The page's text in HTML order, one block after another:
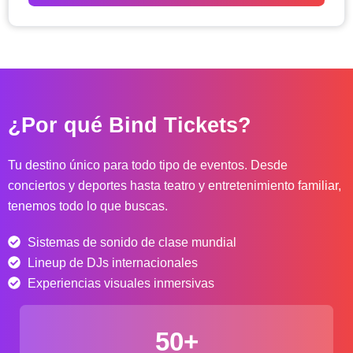
d
p
c
i
s
:
d
d
$
¿Por qué Bind Tickets?
Tu destino único para todo tipo de eventos. Desde
conciertos y deportes hasta teatro y entretenimiento familiar,
tenemos todo lo que buscas.
Sistemas de sonido de clase mundial
Lineup de DJs internacionales
Experiencias visuales inmersivas
50+